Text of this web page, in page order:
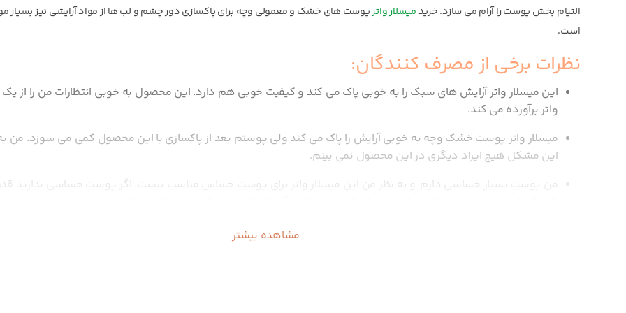
التیام بخش پوست را آرام می سازد. خریدمیسلار واترپوست های خشک و معمولی وچه برای پاکسازی دور چشم و لب ها از مواد آرایشی نیز بسیار
است.
نظرات برخی از مصرف کنندگان:
این میسلار واتر آرایش های سبک را به خوبی پاک می کند و کیفیت خوبی هم دارد. این محصول به خوبی انتظارات من را از یک
واتر برآورده می کند.
میسلار واتر پوست خشک وچه به خوبی آرایش را پاک می کند ولی پوستم بعد از پاکسازی با این محصول کمی می سوزد. من
این مشکل هیچ ایراد دیگری در این محصول نمی بینم.
من پوست بسیار حساسی دارم و به نظر من این میسلار واتر برای پوست حساس مناسب نیست. اگر پوست حساسی ندارید
من بسیار از این محصول راضی هستم و چندمین بار است که آن را می خرم. من هر شب پوستم را به کمک این میسلارواتر از
مشاهده بیشتر